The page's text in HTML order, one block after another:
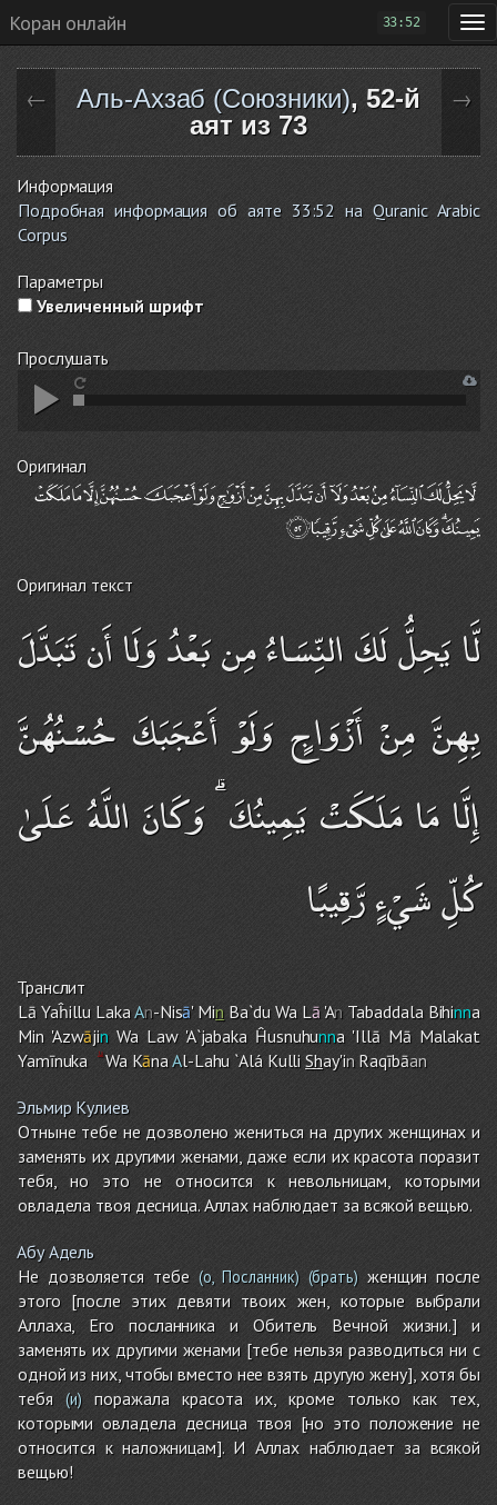
Коран онлайн 33:52
← Аль-Ахзаб (Союзники), 52-й
аят из 73
→
Информация
Подробная информация об аяте 33:52 на Quranic Arabic
Corpus
Параметры
Увеличенный шрифт
Прослушать
Оригинал
Оригинал текст
لَّا يَحِلُّ لَكَ النِّسَاءُ مِن بَعْدُ وَلَا أَن تَبَدَّلَ
بِهِنَّ مِنْ أَزْوَاجٍ وَلَوْ أَعْجَبَكَ حُسْنُهُنَّ
إِلَّا مَا مَلَكَتْ يَمِينُكَ ۗ وَكَانَ اللَّهُ عَلَىٰ
كُلِّ شَيْءٍ رَّقِيبًا
Транслит
Lā Yaĥillu LakaAn-Nisā' Min Ba`du Wa Lā'An Tabaddala Bihinna
Min 'Azwājin Wa Law 'A`jabaka Ĥusnuhunna 'Illā Mā Malakat
Yamīnuka Wa KānaAl-Lahu `Alá KulliShay'inRaqībāan
Эльмир Кулиев
Отныне тебе не дозволено жениться на других женщинах и
заменять их другими женами, даже если их красота поразит
тебя, но это не относится к невольницам, которыми
овладела твоя десница. Аллах наблюдает за всякой вещью.
Абу Адель
Не дозволяется тебе(о, Посланник)(брать)женщин после
этого [после этих девяти твоих жен, которые выбрали
Аллаха, Его посланника и Обитель Вечной жизни.] и
заменять их другими женами [тебе нельзя разводиться ни с
одной из них, чтобы вместо нее взять другую жену], хотя бы
тебя(и)поражала красота их, кроме только как тех,
которыми овладела десница твоя [но это положение не
относится к наложницам]. И Аллах наблюдает за всякой
вещью!